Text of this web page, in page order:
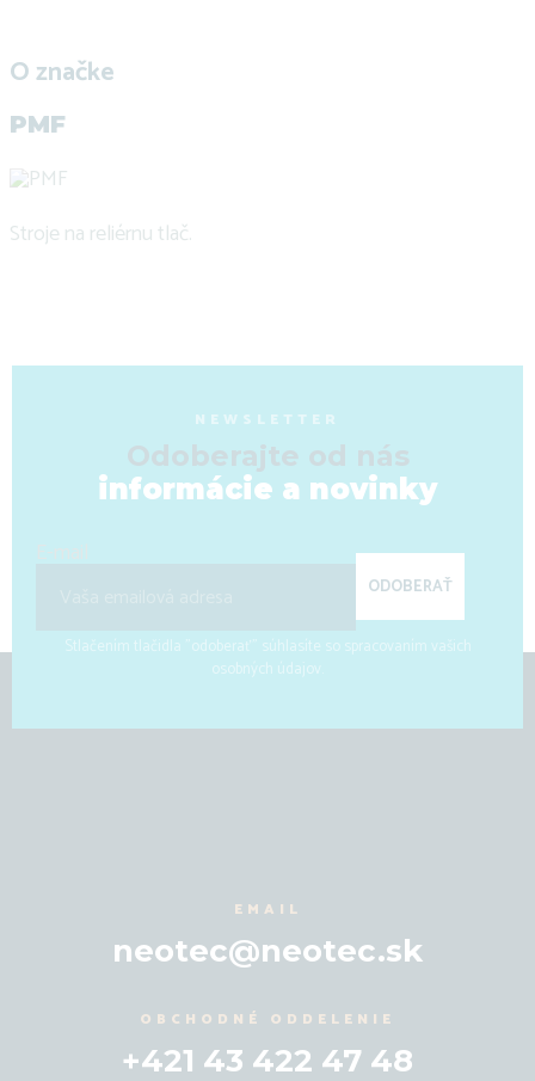
O značke
PMF
Stroje na reliérnu tlač.
NEWSLETTER
informácie a novinky
ODOBERAŤ
Stlačením tlačidla "odoberať" súhlasíte so spracovaním vašich
osobných údajov.
EMAIL
neotec@neotec.sk
OBCHODNÉ ODDELENIE
+421 43 422 47 48